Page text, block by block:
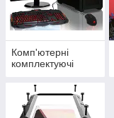
Комп'ютерні
комплектуючі